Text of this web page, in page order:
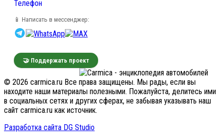
📱 Написать в мессенджер:
🤝 Поддержать проект
© 2026 carmica.ru Все права защищены. Мы рады, если вы
находите наши материалы полезными. Пожалуйста, делитесь ими
в социальных сетях и других сферах, не забывая указывать наш
сайт carmica.ru как источник.
Разработка сайта DG Studio